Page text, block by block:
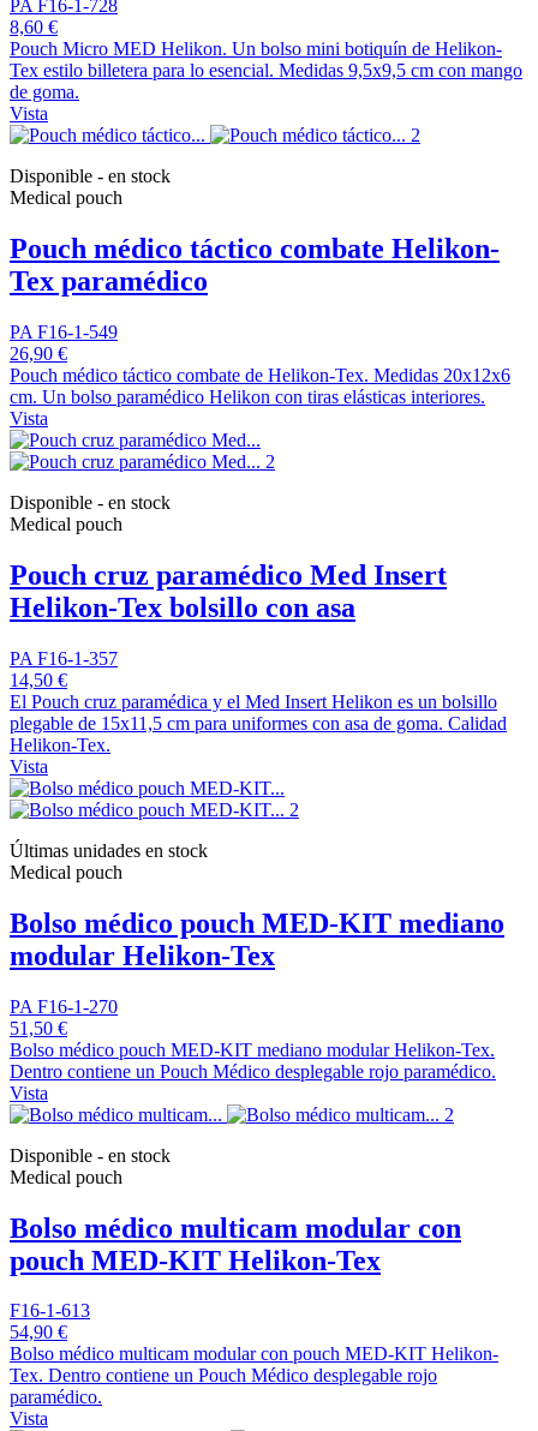
PA F16-1-728
8,60 €
Pouch Micro MED Helikon. Un bolso mini botiquín de Helikon-
Tex estilo billetera para lo esencial. Medidas 9,5x9,5 cm con mango
de goma.
Vista
Disponible - en stock
Medical pouch
Pouch médico táctico combate Helikon-
Tex paramédico
PA F16-1-549
26,90 €
Pouch médico táctico combate de Helikon-Tex. Medidas 20x12x6
cm. Un bolso paramédico Helikon con tiras elásticas interiores.
Vista
Disponible - en stock
Medical pouch
Pouch cruz paramédico Med Insert
Helikon-Tex bolsillo con asa
PA F16-1-357
14,50 €
El Pouch cruz paramédica y el Med Insert Helikon es un bolsillo
plegable de 15x11,5 cm para uniformes con asa de goma. Calidad
Helikon-Tex.
Vista
Últimas unidades en stock
Medical pouch
Bolso médico pouch MED-KIT mediano
modular Helikon-Tex
PA F16-1-270
51,50 €
Bolso médico pouch MED-KIT mediano modular Helikon-Tex.
Dentro contiene un Pouch Médico desplegable rojo paramédico.
Vista
Disponible - en stock
Medical pouch
Bolso médico multicam modular con
pouch MED-KIT Helikon-Tex
F16-1-613
54,90 €
Bolso médico multicam modular con pouch MED-KIT Helikon-
Tex. Dentro contiene un Pouch Médico desplegable rojo
paramédico.
Vista